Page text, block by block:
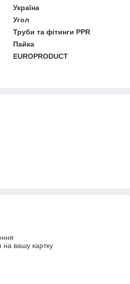
Україна
Угол
Труби та фітинги PPR
Пайка
EUROPRODUCT
на вашу картку